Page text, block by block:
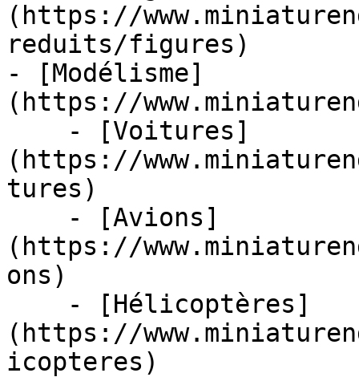
(https://
reduits/figures)
- [Modélisme]
(https://
(https://
tures)
(https://
ons)
(https://
icopteres)